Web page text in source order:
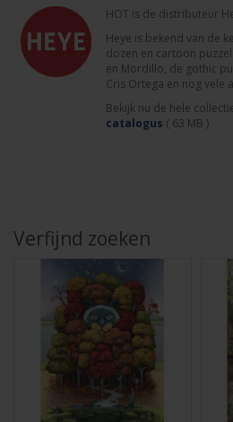
HOT is de distributeur
Heye is bekend van de
dozen en cartoon
en Mordillo, de gothic
Cris Ortega en nog vele
Bekijk nu de hele
catalogus ( 63 MB )
Verfijnd zoeken